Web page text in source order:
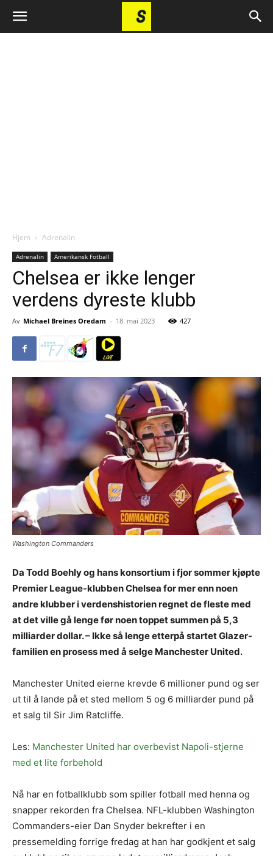
Hjem Adrenalin
Adrenalin Amerikansk Fotball
Chelsea er ikke lenger
verdens dyreste klubb
Av Michael Breines Oredam - 18. mai 2023 427
Washington Commanders
Da Todd Boehly og hans konsortium i fjor sommer kjøpte
Premier League-klubben Chelsea for mer enn noen
andre klubber i verdenshistorien regnet de fleste med
at det ville gå lenge før noen toppet summen på 5,3
milliarder dollar. – Ikke så lenge etterpå startet Glazer-
familien en prosess med å selge Manchester United.
Manchester United eierne krevde 6 millioner pund og ser
ut til å lande på et sted mellom 5 og 6 milliarder pund på
et salg til Sir Jim Ratcliffe.
Les: Manchester United har overbevist Napoli-stjerne
med et lite forbehold
Nå har en fotballklubb som spiller fotball med henna og
snapper rekorden fra Chelsea. NFL-klubben Washington
Commanders-eier Dan Snyder bekrefter i en
pressemelding forrige fredag at han har godkjent et salg